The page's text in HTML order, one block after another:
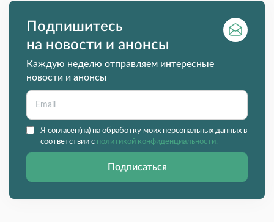
Подпишитесь
на новости и анонсы
Каждую неделю отправляем интересные
новости и анонсы
Я согласен(на) на обработку моих персональных данных в
соответствии с политикой конфиденциальности.
Подписаться